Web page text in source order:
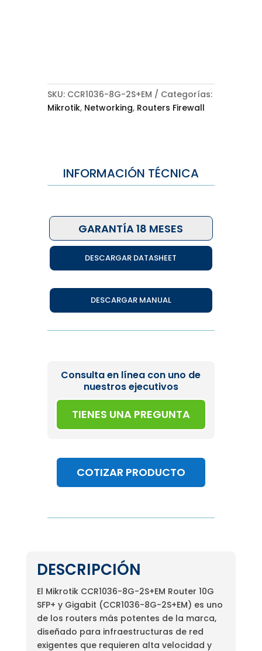
SKU: CCR1036-8G-2S+EM
Categorías:
Mikrotik, Networking, Routers Firewall
INFORMACIÓN TÉCNICA
GARANTÍA 18 MESES
DESCARGAR DATASHEET
DESCARGAR MANUAL
Consulta en línea con uno de
nuestros ejecutivos
TIENES UNA PREGUNTA
COTIZAR PRODUCTO
DESCRIPCIÓN
El Mikrotik CCR1036-8G-2S+EM Router 10G
SFP+ y Gigabit (CCR1036-8G-2S+EM) es uno
de los routers más potentes de la marca,
diseñado para infraestructuras de red
exigentes que requieren alta velocidad y